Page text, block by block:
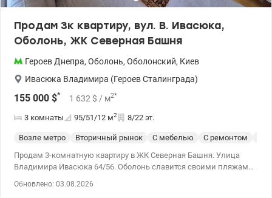
Оксана Романец valion.ua/1153832
Продам 3к квартиру, вул. В. Ивасюка,
Оболонь, ЖК Северная Башня
Героев Днепра, Оболонь, Оболонский, Киев
Ивасюка Владимира (Героев Сталинграда)
155 000 $* 1 632 $ / м2*
3 комнаты 95/51/12 м2 8/22 эт.
Возле метро Вторичный рынок С мебелью С ремонтом
Продам 3-комнатную квартиру в ЖК Северная Башня. Улица
Владимира Ивасюка 64/56. Оболонь славится своими пляжами,
Обновлено: 03.08.2026